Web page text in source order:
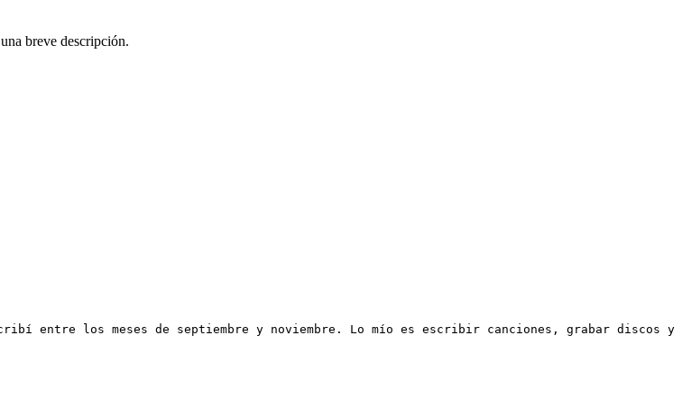
breve descripción.
entre los meses de septiembre y noviembre. Lo mío es escribir canciones, grabar discos y